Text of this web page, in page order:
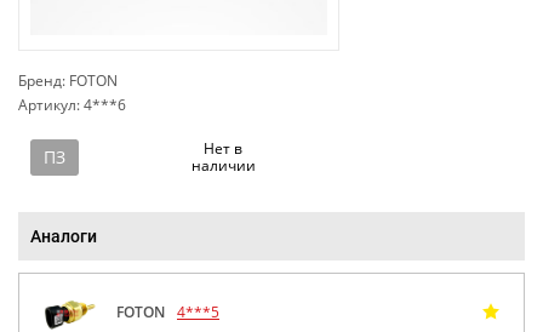
Бренд: FOTON
Артикул: 4***6
ПЗ
Нет в
наличии
Аналоги
FOTON 4***5